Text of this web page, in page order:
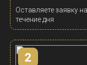
Оставляете заявку
течение дня
2